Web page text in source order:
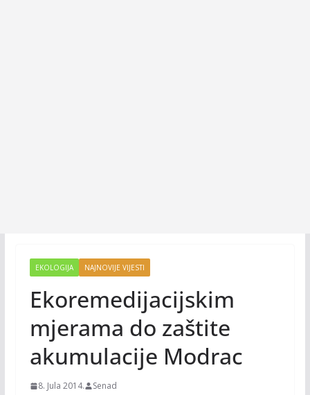
EKOLOGIJA NAJNOVIJE VIJESTI
Ekoremedijacijskim
mjerama do zaštite
akumulacije Modrac
8. Jula 2014. Senad